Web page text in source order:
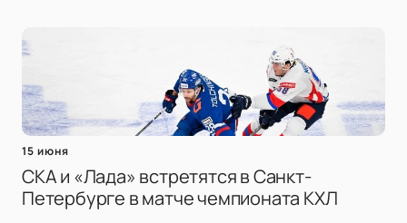
15 июня
СКА и «Лада» встретятся в Санкт-
Петербурге в матче чемпионата КХЛ